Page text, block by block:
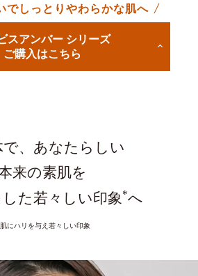
でしっとりやわらかな肌へ
スアンバー シリーズ
ご購入はこちら
で、あなたらしい
来の素肌を
た若々しい印象*へ
にハリを与え若々しい印象